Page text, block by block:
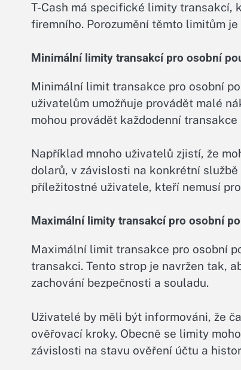
T-Cash má specifické limity transakcí,
firemního. Porozumění těmto limitům
Minimální limity transakcí pro osobní
Minimální limit transakce pro osobní
uživatelům umožňuje provádět malé
mohou provádět každodenní
Například mnoho uživatelů zjistí, že
dolarů, v závislosti na konkrétní
příležitostné uživatele, kteří nemusí
Maximální limity transakcí pro osobní
Maximální limit transakce pro osobní
transakci. Tento strop je navržen tak,
zachování bezpečnosti a souladu.
Uživatelé by měli být informováni, že
ověřovací kroky. Obecně se limity
závislosti na stavu ověření účtu a